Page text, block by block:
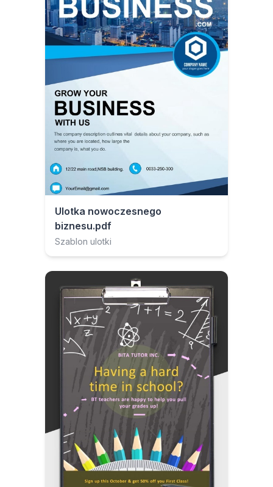
Ulotka nowoczesnego
biznesu.pdf
Szablon ulotki